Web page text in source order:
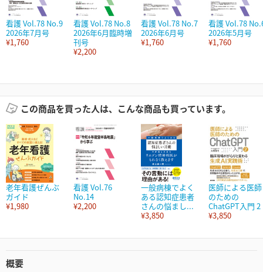
看護 Vol.78 No.9
2026年7月号
¥1,760
看護 Vol.78 No.8
2026年6月臨時増
刊号
¥2,200
看護 Vol.78 No.7
2026年6月号
¥1,760
看護 Vol.78
2026年5月号
¥1,760
この商品を買った人は、こんな商品も買っています。
老年看護ぜんぶ
ガイド
¥1,980
看護 Vol.76
No.14
¥2,200
一般病棟でよく
ある認知症患者
さんの悩まし...
¥3,850
医師による医師
のための
ChatGPT入門 2
¥3,850
概要